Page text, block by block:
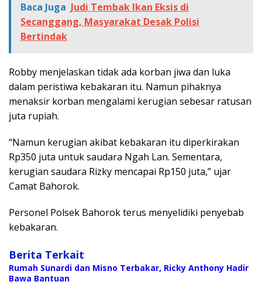
Baca Juga Judi Tembak Ikan Eksis di
Secanggang, Masyarakat Desak Polisi
Bertindak
Robby menjelaskan tidak ada korban jiwa dan luka
dalam peristiwa kebakaran itu. Namun pihaknya
menaksir korban mengalami kerugian sebesar ratusan
juta rupiah.
“Namun kerugian akibat kebakaran itu diperkirakan
Rp350 juta untuk saudara Ngah Lan. Sementara,
kerugian saudara Rizky mencapai Rp150 juta,” ujar
Camat Bahorok.
Personel Polsek Bahorok terus menyelidiki penyebab
kebakaran.
Berita Terkait
Rumah Sunardi dan Misno Terbakar, Ricky Anthony Hadir
Bawa Bantuan